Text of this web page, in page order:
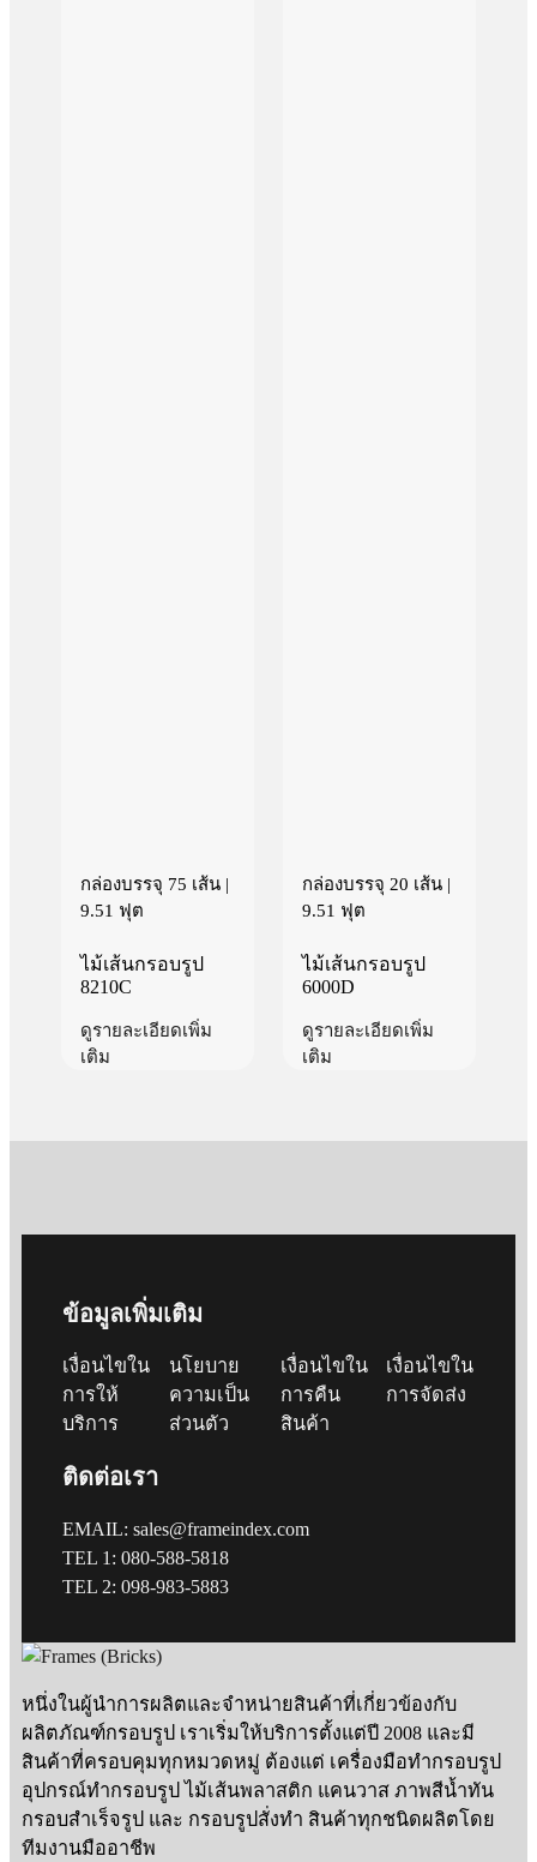
กล่องบรรจุ 75 เส้น |
9.51 ฟุต
ไม้เส้นกรอบรูป
8210C
ดูรายละเอียดเพิ่ม
เติม
กล่องบรรจุ 20 เส้น |
9.51 ฟุต
ไม้เส้นกรอบรูป
6000D
ดูรายละเอียดเพิ่ม
เติม
หนึ่งในผู้นำการผลิตและจำหน่ายสินค้าที่เกี่ยวข้องกับ
ผลิตภัณฑ์กรอบรูป เราเริ่มให้บริการตั้งแต่ปี 2008 และมี
สินค้าที่ครอบคุมทุกหมวดหมู่ ต้องแต่ เครื่องมือทำกรอบรูป
อุปกรณ์ทำกรอบรูป ไม้เส้นพลาสติก แคนวาส ภาพสีน้ำทัน
กรอบสำเร็จรูป และ กรอบรูปสั่งทำ สินค้าทุกชนิดผลิตโดย
ทีมงานมืออาชีพ
ข้อมูลเพิ่มเติม
เงื่อนไขใน
การให้
บริการ
นโยบาย
ความเป็น
ส่วนตัว
เงื่อนไขใน
การคืน
สินค้า
เงื่อนไขใน
การจัดส่ง
ติดต่อเรา
EMAIL: sales@frameindex.com
TEL 1: 080-588-5818
TEL 2: 098-983-5883